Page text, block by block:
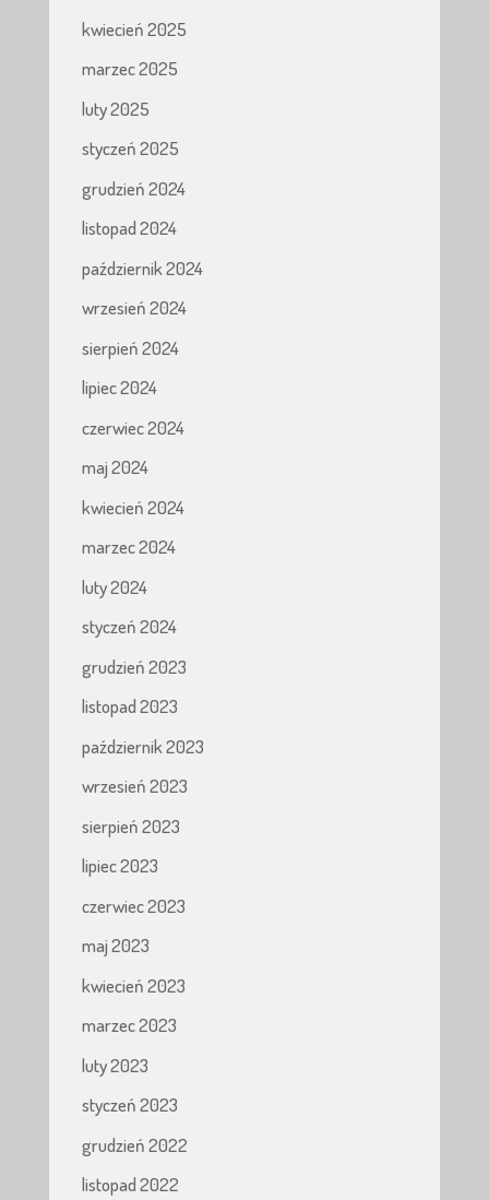
kwiecień 2025
marzec 2025
luty 2025
styczeń 2025
grudzień 2024
listopad 2024
październik 2024
wrzesień 2024
sierpień 2024
lipiec 2024
czerwiec 2024
maj 2024
kwiecień 2024
marzec 2024
luty 2024
styczeń 2024
grudzień 2023
listopad 2023
październik 2023
wrzesień 2023
sierpień 2023
lipiec 2023
czerwiec 2023
maj 2023
kwiecień 2023
marzec 2023
luty 2023
styczeń 2023
grudzień 2022
listopad 2022